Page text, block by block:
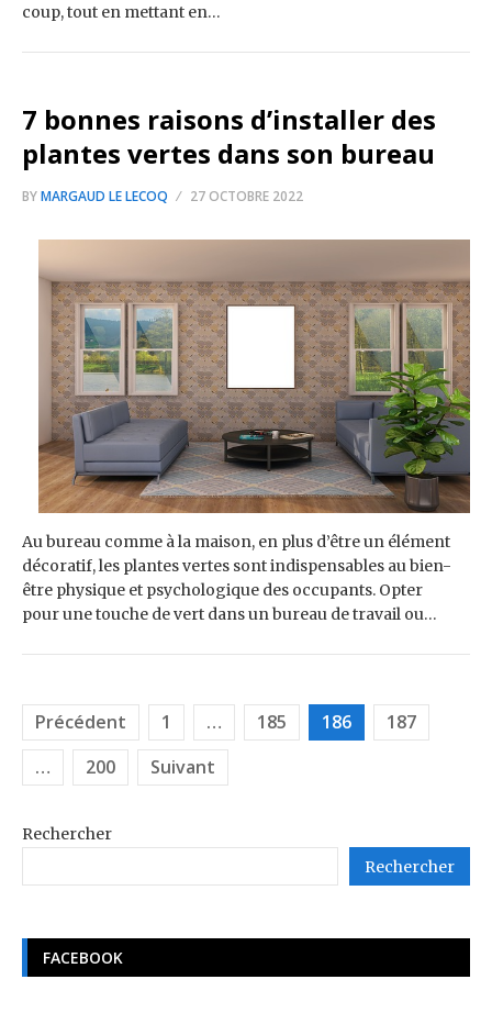
coup, tout en mettant en…
7 bonnes raisons d’installer des
plantes vertes dans son bureau
BYMARGAUD LE LECOQ 27 OCTOBRE 2022
Au bureau comme à la maison, en plus d’être un élément
décoratif, les plantes vertes sont indispensables au bien-
être physique et psychologique des occupants. Opter
pour une touche de vert dans un bureau de travail ou…
Pagination
des
publications
Précédent 1 … 185 186
187
…
200 Suivant
Rechercher
Rechercher
FACEBOOK